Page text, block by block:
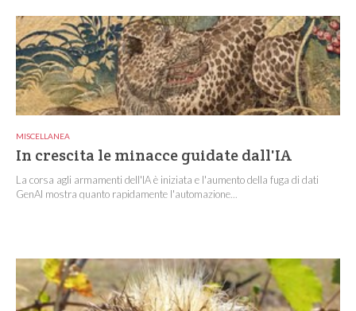
MISCELLANEA
In crescita le minacce guidate dall'IA
La corsa agli armamenti dell'IA è iniziata e l'aumento della fuga di dati
GenAI mostra quanto rapidamente l'automazione...